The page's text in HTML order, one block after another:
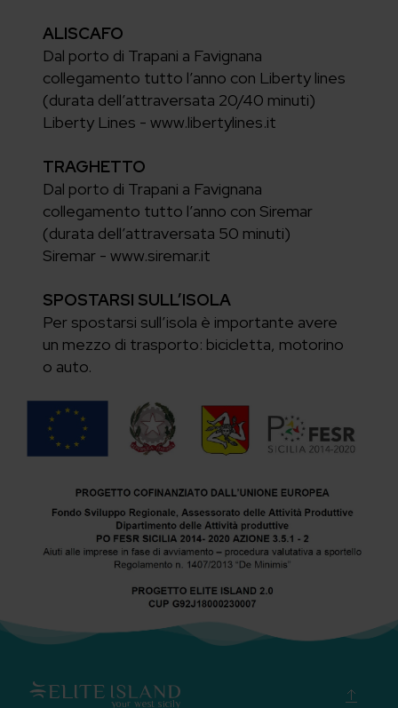
ALISCAFO
Dal porto di Trapani a Favignana
collegamento tutto l’anno con Liberty lines
(durata dell’attraversata 20/40 minuti)
Liberty Lines - www.libertylines.it
TRAGHETTO
Dal porto di Trapani a Favignana
collegamento tutto l’anno con Siremar
(durata dell’attraversata 50 minuti)
Siremar - www.siremar.it
SPOSTARSI SULL’ISOLA
Per spostarsi sull’isola è importante avere
un mezzo di trasporto: bicicletta, motorino
o auto.